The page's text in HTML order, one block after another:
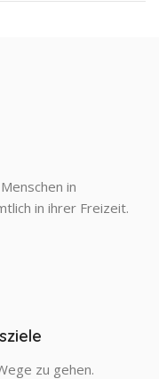
in
in ihrer Freizeit.
zu gehen.